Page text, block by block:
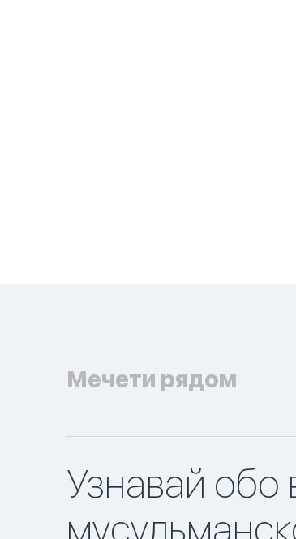
Мечети рядом
Узнавай обо